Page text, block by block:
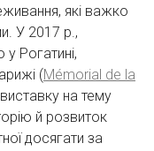
які важко
У 2017 р.,
у Рогатині,
(Mémorial de la
на тему
й розвиток
досягати за